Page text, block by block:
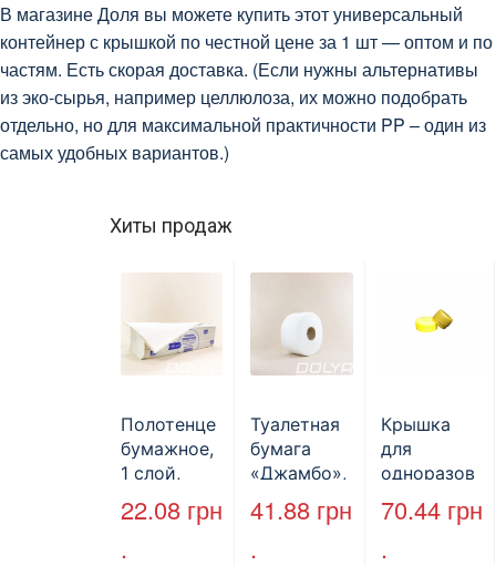
В магазине Доля вы можете купить этот универсальный
контейнер с крышкой по честной цене за 1 шт — оптом и по
частям. Есть скорая доставка. (Если нужны альтернативы
из эко-сырья, например целлюлоза, их можно подобрать
отдельно, но для максимальной практичности PP – один из
самых удобных вариантов.)
Хиты продаж
Полотенце
бумажное,
1 слой,
макулатура
, VV тип
22.08 грн
.
Туалетная
бумага
«Джамбо»,
B2B
Service,
41.88 грн
.
Крышка
для
одноразов
ой
бутылки,
70.44 грн
.